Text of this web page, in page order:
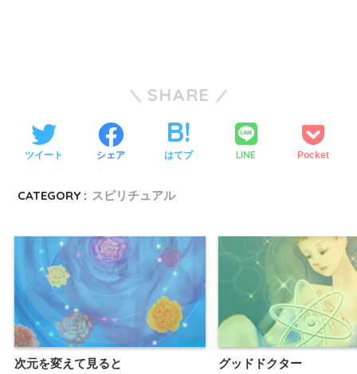
SHARE
ツイート シェア はてブ LINE Pocket
CATEGORY : スピリチュアル
次元を変えて見ると グッドドクター